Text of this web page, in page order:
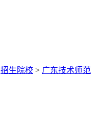
招生院校 > 广东技术师范